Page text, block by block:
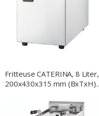
Fritteuse CATERINA, 8 Liter,
200x430x315 mm (BxTxH),